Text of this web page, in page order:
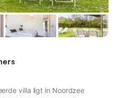
villa ligt in Noordzee